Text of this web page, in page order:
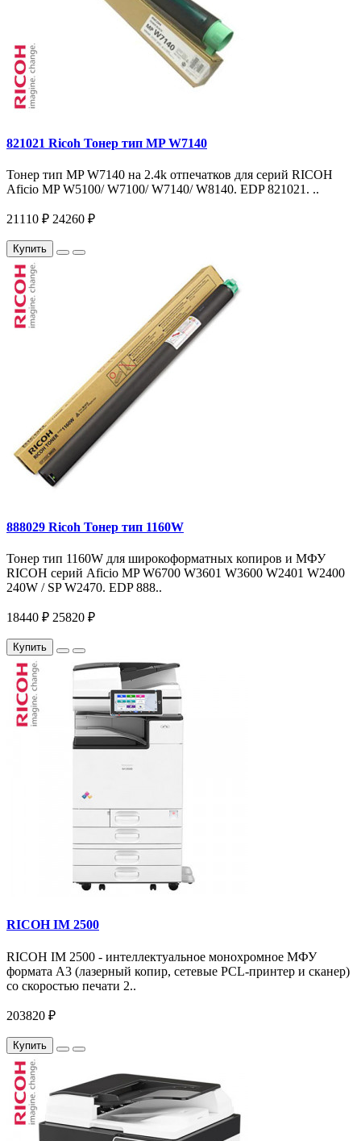
821021 Ricoh Тонер тип MP W7140
Тонер тип MP W7140 на 2.4k отпечатков для серий RICOH
Aficio MP W5100/ W7100/ W7140/ W8140. EDP 821021. ..
21110 ₽ 24260 ₽
Купить
888029 Ricoh Тонер тип 1160W
Тонер тип 1160W для широкоформатных копиров и МФУ
RICOH серий Aficio MP W6700 W3601 W3600 W2401 W2400
240W / SP W2470. EDP 888..
18440 ₽ 25820 ₽
Купить
RICOH IM 2500
RICOH IM 2500 - интеллектуальное монохромное МФУ
формата А3 (лазерный копир, сетевые PCL-принтер и сканер)
со скоростью печати 2..
203820 ₽
Купить